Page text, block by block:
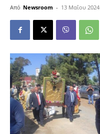
Από Newsroom - 13 Μαΐου 2024